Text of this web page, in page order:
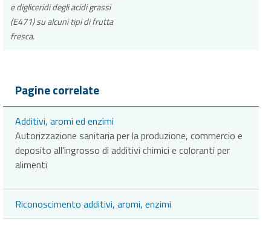
e digliceridi degli acidi grassi
(E471) su alcuni tipi di frutta
fresca.
Pagine correlate
Additivi, aromi ed enzimi
Autorizzazione sanitaria per la produzione, commercio e
deposito all'ingrosso di additivi chimici e coloranti per
alimenti
Riconoscimento additivi, aromi, enzimi